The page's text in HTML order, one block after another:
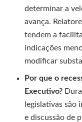
determinar a
avança.
tendem a
indicações
modificar
Por que o
Executivo?
legislativas são
e discussão de